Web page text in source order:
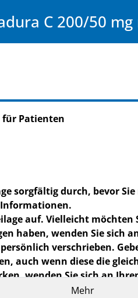
C 200/50
Patienten
sorgfältig durch, bevor
auf. Vielleicht möchten
haben, wenden Sie sich
verschrieben.
auch wenn diese die
wenden Sie sich an
dieser Packungsbeilage
Mehr